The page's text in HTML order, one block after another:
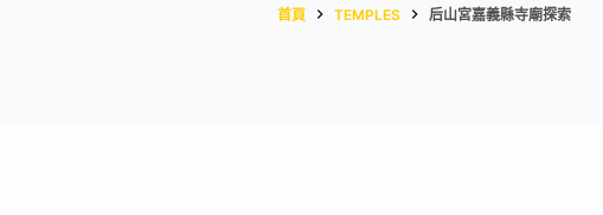
首頁 TEMPLES 后山宮嘉義縣寺廟探索